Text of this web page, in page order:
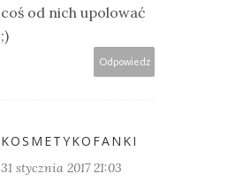
coś od nich upolować
;)
Odpowiedz
KOSMETYKOFANKI
31 stycznia 2017 21:03